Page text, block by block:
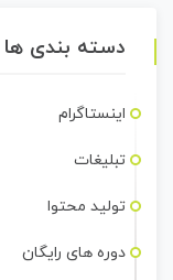
دسته بندی ها
اینستاگرام
تبلیغات
تولید محتوا
دوره های رایگان